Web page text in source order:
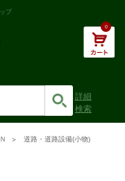
プ
0
詳細
検索
Ｎ 道路・道路設備(小物)